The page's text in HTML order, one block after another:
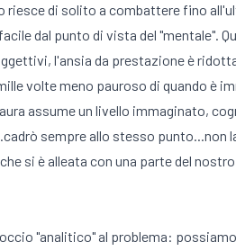
di solito a combattere fino
dal punto di vista del "mentale".
l'ansia da prestazione è
volte meno pauroso di quando è
assume un livello immaginato,
sempre allo stesso punto...non
si è alleata con una parte del
"analitico" al problema: